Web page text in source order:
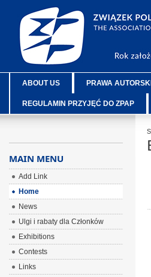
ABOUT US PRAWA
REGULAMIN PRZYJĘĆ DO ZPAP
MAIN MENU
Add Link
Home
News
Ulgi i rabaty dla Członków
Exhibitions
Contests
Links